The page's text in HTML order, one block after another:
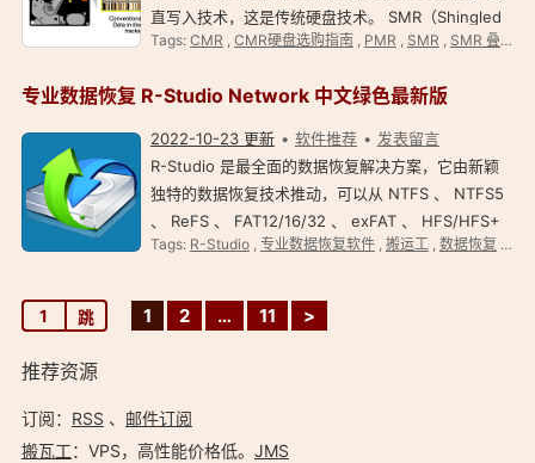
直写入技术，这是传统硬盘技术。 SMR（Shingled
Magneting Recording），叠瓦式记录技术，可以提
PMR 和 SMR …
Tags: CMR , CMR硬盘选购指南, PMR , SMR , SMR 叠瓦式硬盘列表
专业数据恢复 R-Studio Network 中文绿色最新版
2022-10-23 更新 软件推荐
发表留言
R-Studio 是最全面的数据恢复解决方案，它由新颖
独特的数据恢复技术推动，可以从 NTFS 、 NTFS5
、 ReFS 、 FAT12/16/32 、 exFAT 、 HFS/HFS+
（Macintosh）、 UFS1/UFS2 的大端与小端变体
Ext2/Ext3/Ext4 FS（Linux）分区…
Tags: R-Studio, 专业数据恢复软件, 搬运工, 数据恢复 旧
1 2 … 11 >
推荐资源
订阅： RSS 、 邮件订阅
搬瓦工：VPS，高性能价格低。️ JMS